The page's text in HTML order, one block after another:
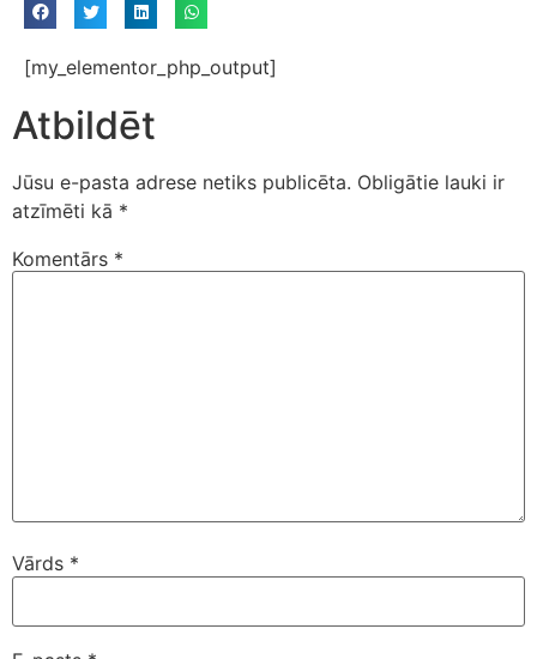
[my_elementor_php_output]
Atbildēt
Jūsu e-pasta adrese netiks publicēta. Obligātie lauki ir
atzīmēti kā *
Komentārs *
Vārds *